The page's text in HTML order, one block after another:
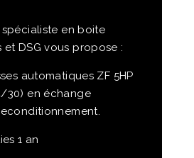
spécialiste en boite
DSG vous propose :
automatiques ZF 5HP
30) en échange
1 an